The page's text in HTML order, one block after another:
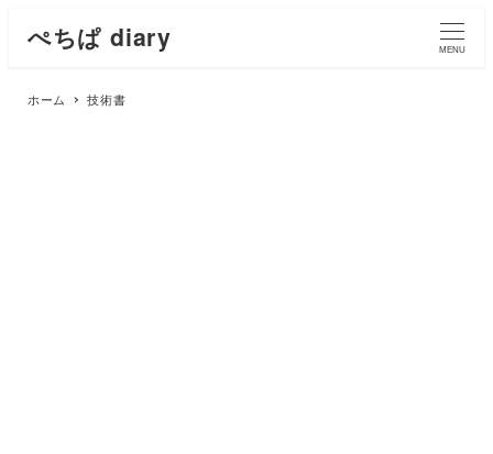
ぺちぱ diary MENU
ホーム 技術書